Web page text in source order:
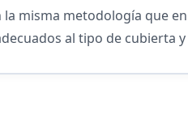
misma metodología que
al tipo de cubierta